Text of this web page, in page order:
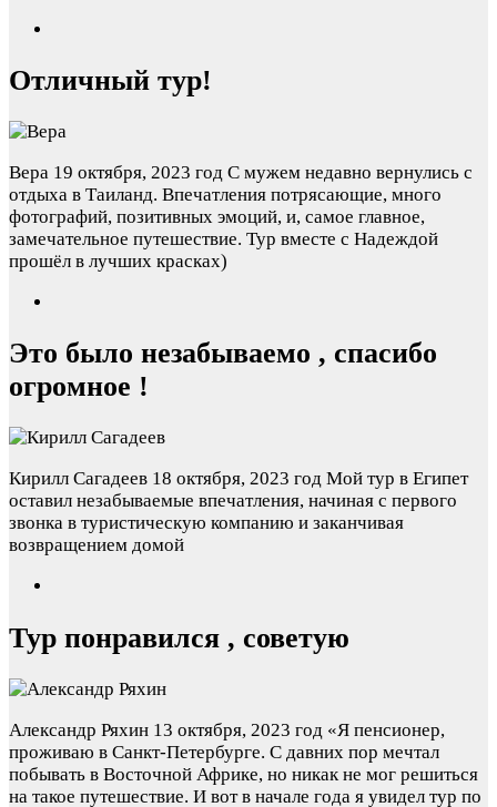
Отличный тур!
Вера 19 октября, 2023 год С мужем недавно вернулись с
отдыха в Таиланд. Впечатления потрясающие, много
фотографий, позитивных эмоций, и, самое главное,
замечательное путешествие. Тур вместе с Надеждой
прошёл в лучших красках)
Это было незабываемо , спасибо
огромное !
Кирилл Сагадеев 18 октября, 2023 год Мой тур в Египет
оставил незабываемые впечатления, начиная с первого
звонка в туристическую компанию и заканчивая
возвращением домой
Тур понравился , советую
Александр Ряхин 13 октября, 2023 год «Я пенсионер,
проживаю в Санкт-Петербурге. С давних пор мечтал
побывать в Восточной Африке, но никак не мог решиться
на такое путешествие. И вот в начале года я увидел тур по